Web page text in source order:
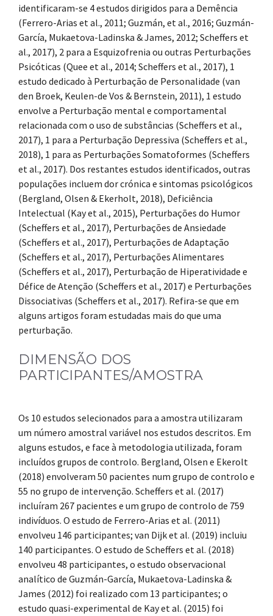
identificaram-se 4 estudos dirigidos para a Demência
(Ferrero-Arias et al., 2011; Guzmán, et al., 2016; Guzmán-
García, Mukaetova-Ladinska & James, 2012; Scheffers et
al., 2017), 2 para a Esquizofrenia ou outras Perturbações
Psicóticas (Quee et al., 2014; Scheffers et al., 2017), 1
estudo dedicado à Perturbação de Personalidade (van
den Broek, Keulen-de Vos & Bernstein, 2011), 1 estudo
envolve a Perturbação mental e comportamental
relacionada com o uso de substâncias (Scheffers et al.,
2017), 1 para a Perturbação Depressiva (Scheffers et al.,
2018), 1 para as Perturbações Somatoformes (Scheffers
et al., 2017). Dos restantes estudos identificados, outras
populações incluem dor crónica e sintomas psicológicos
(Bergland, Olsen & Ekerholt, 2018), Deficiência
Intelectual (Kay et al., 2015), Perturbações do Humor
(Scheffers et al., 2017), Perturbações de Ansiedade
(Scheffers et al., 2017), Perturbações de Adaptação
(Scheffers et al., 2017), Perturbações Alimentares
(Scheffers et al., 2017), Perturbação de Hiperatividade e
Défice de Atenção (Scheffers et al., 2017) e Perturbações
Dissociativas (Scheffers et al., 2017). Refira-se que em
alguns artigos foram estudadas mais do que uma
perturbação.
DIMENSÃO DOS
PARTICIPANTES/AMOSTRA
Os 10 estudos selecionados para a amostra utilizaram
um número amostral variável nos estudos descritos. Em
alguns estudos, e face à metodologia utilizada, foram
incluídos grupos de controlo. Bergland, Olsen e Ekerolt
(2018) envolveram 50 pacientes num grupo de controlo e
55 no grupo de intervenção. Scheffers et al. (2017)
incluíram 267 pacientes e um grupo de controlo de 759
indivíduos. O estudo de Ferrero-Arias et al. (2011)
envolveu 146 participantes; van Dijk et al. (2019) incluiu
140 participantes. O estudo de Scheffers et al. (2018)
envolveu 48 participantes, o estudo observacional
analítico de Guzmán-García, Mukaetova-Ladinska &
James (2012) foi realizado com 13 participantes; o
estudo quasi-experimental de Kay et al. (2015) foi